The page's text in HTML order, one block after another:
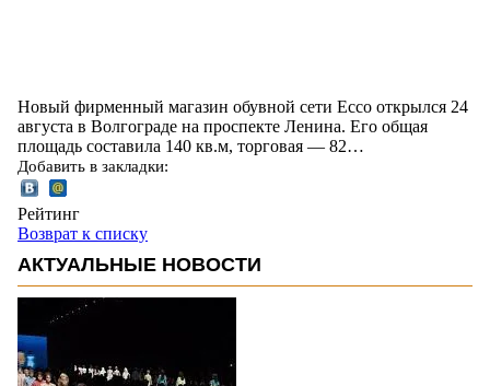
Новый фирменный магазин обувной сети Ecco открылся 24
августа в Волгограде на проспекте Ленина. Его общая
площадь составила 140 кв.м, торговая — 82…
Добавить в закладки:
Рейтинг
Возврат к списку
АКТУАЛЬНЫЕ НОВОСТИ